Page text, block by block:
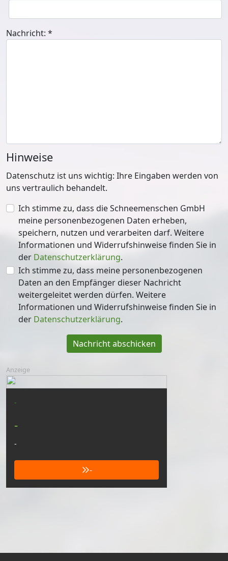
Nachricht: *
Hinweise
Datenschutz ist uns wichtig: Ihre Eingaben werden von
uns vertraulich behandelt.
Ich stimme zu, dass die Schneemenschen GmbH
meine personenbezogenen Daten erheben,
speichern, nutzen und verarbeiten darf. Weitere
Informationen und Widerrufshinweise finden Sie in
der Datenschutzerklärung.
Ich stimme zu, dass meine personenbezogenen
Daten an den Empfänger dieser Nachricht
weitergeleitet werden dürfen. Weitere
Informationen und Widerrufshinweise finden Sie in
der Datenschutzerklärung.
Nachricht abschicken
Anzeige
-
-
-
-